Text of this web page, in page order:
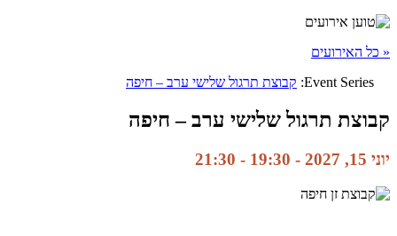
« כל האירועים
Event Series: קבוצת תרגול שלישי ערב – חיפה
קבוצת תרגול שלישי ערב – חיפה
יוני 15, 2027 - 19:30 -
21:30